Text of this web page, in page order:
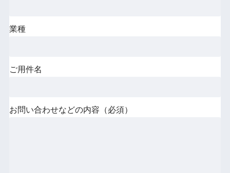
業種
ご用件名
お問い合わせなどの内容（必須）